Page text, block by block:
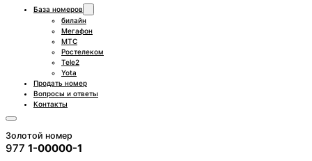
База номеров
билайн
Мегафон
МТС
Ростелеком
Tele2
Yota
Продать номер
Вопросы и ответы
Контакты
Золотой номер
977 1-00000-1